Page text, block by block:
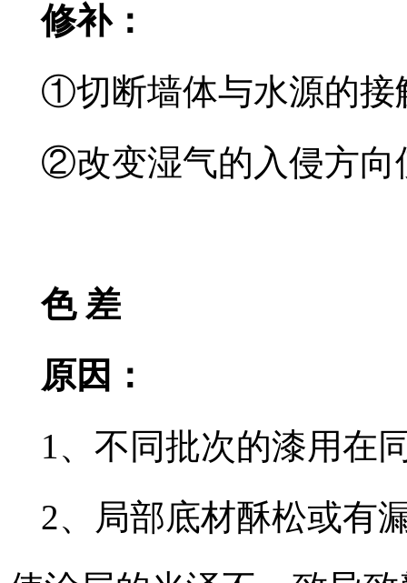
修补：
①切断墙体与水源的接
②改变湿气的入侵方向
色 差
原因：
1、不同批次的漆用在
2、局部底材酥松或有